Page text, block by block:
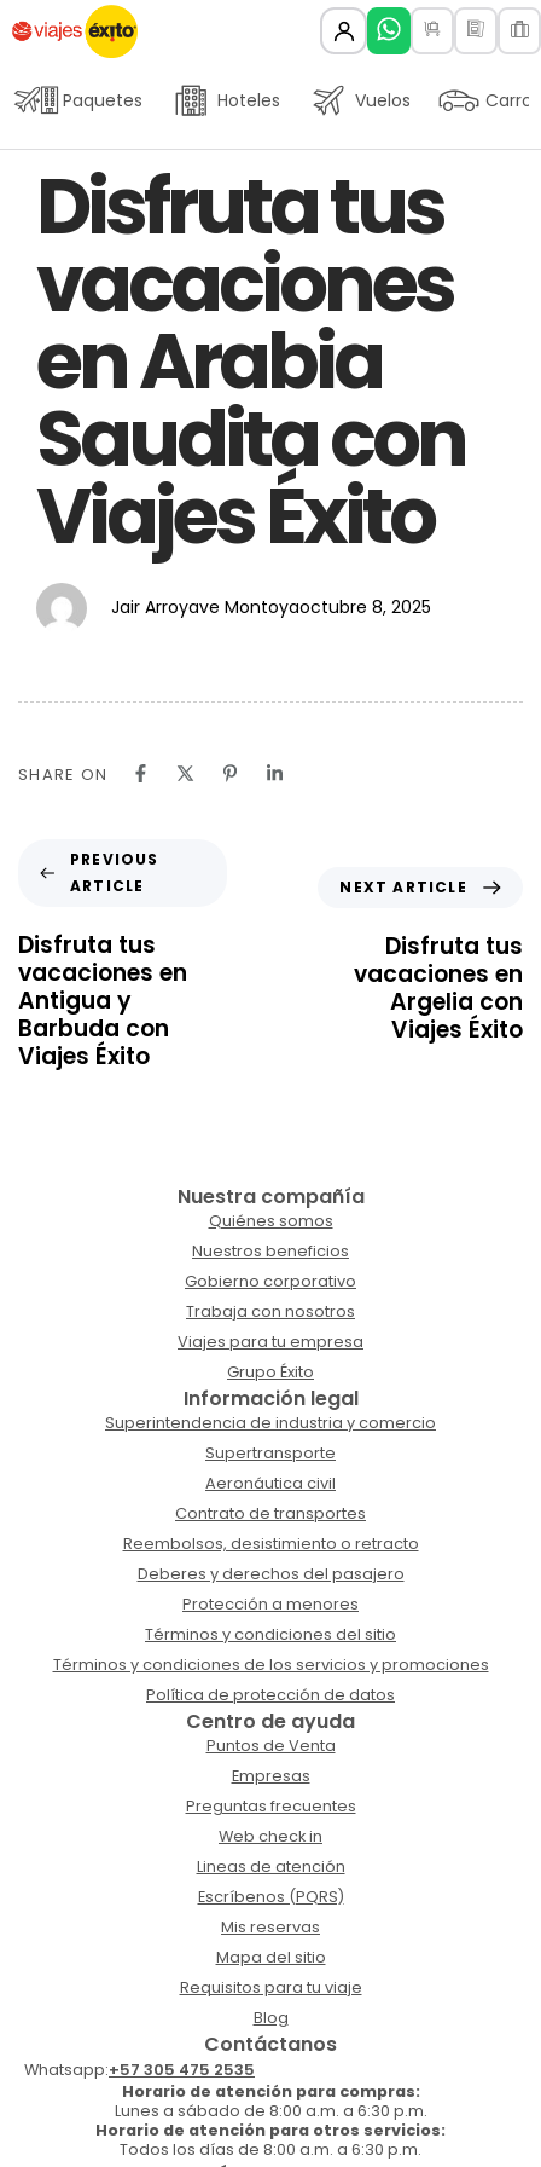
Paquetes Hoteles Vuelos Carros
IN:
Disfruta tus
vacaciones
en Arabia
Saudita con
Viajes Éxito
Jair Arroyave Montoya
on:
octubre 8, 2025
SHARE ON
PREVIOUS
ARTICLE
Disfruta tus
vacaciones en
Antigua y
Barbuda con
Viajes Éxito
NEXT ARTICLE
Disfruta tus
vacaciones en
Argelia con
Viajes Éxito
Nuestra compañía
Quiénes somos
Nuestros beneficios
Gobierno corporativo
Trabaja con nosotros
Viajes para tu empresa
Grupo Éxito
Información legal
Superintendencia de industria y comercio
Supertransporte
Aeronáutica civil
Contrato de transportes
Reembolsos, desistimiento o retracto
Deberes y derechos del pasajero
Protección a menores
Términos y condiciones del sitio
Términos y condiciones de los servicios y promociones
Política de protección de datos
Centro de ayuda
Puntos de Venta
Empresas
Preguntas frecuentes
Web check in
Lineas de atención
Escríbenos (PQRS)
Mis reservas
Mapa del sitio
Requisitos para tu viaje
Blog
Contáctanos
Whatsapp:+57 305 475 2535
Horario de atención para compras:
Lunes a sábado de 8:00 a.m. a 6:30 p.m.
Horario de atención para otros servicios:
Todos los días de 8:00 a.m. a 6:30 p.m.